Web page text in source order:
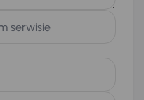
serwisie